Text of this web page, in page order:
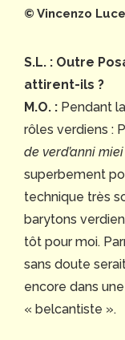
© Vincenzo
S.L. : Outre
attirent-ils ?
M.O. : Pendant
rôles verdiens :
de verd’anni miei
superbement
technique très
barytons
tôt pour moi.
sans doute
encore dans
« belcantiste ».